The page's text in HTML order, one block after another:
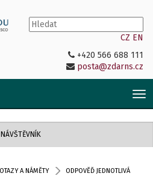
CZ EN
+420 566 688 111
posta@zdarns.cz
NÁVŠTĚVNÍK
A NÁMĚTY ODPOVĚĎ JEDNOTLIVÁ